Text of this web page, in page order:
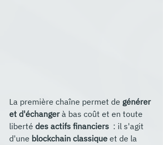
La première chaîne permet de générer
et d'échanger à bas coût et en toute
liberté des actifs financiers
  : il s'agit
d'une blockchain classique et de la